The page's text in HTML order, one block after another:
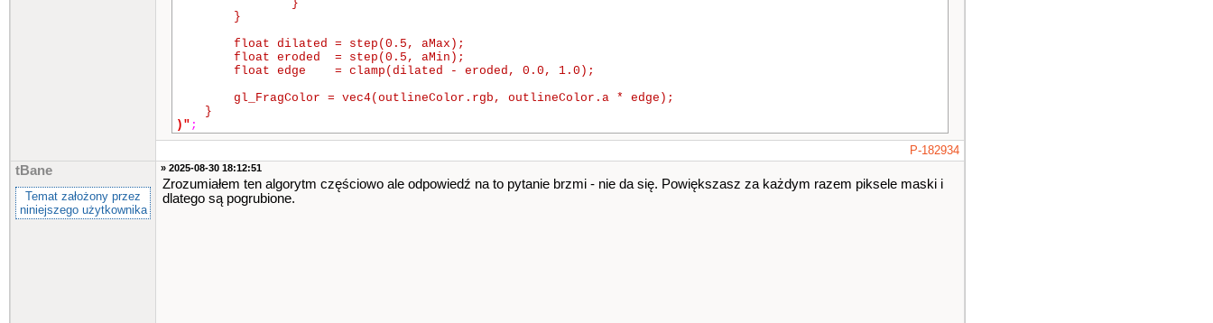
)" ;
P-182934
tBane
Temat założony przez
niniejszego użytkownika
» 2025-08-30 18:12:51
Zrozumiałem ten algorytm częściowo ale odpowiedź na to pytanie brzmi - nie da się. Powiększasz za każdym razem piksele maski i
dlatego są pogrubione.